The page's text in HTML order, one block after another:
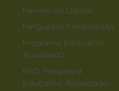
Painéis de Dados
Perguntas Frequentes
Programa Educativo
Atualizado
FAQ: Programa
Educativo Atualizado